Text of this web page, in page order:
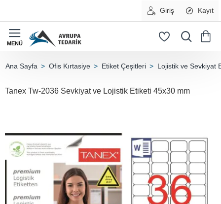
Giriş Kayıt
Ofis Kırtasiye Etiket Çeşitleri Lojistik ve Sevkiyat
Tanex Tw-2036 Sevkiyat ve Lojistik Etiketi 45x30 mm